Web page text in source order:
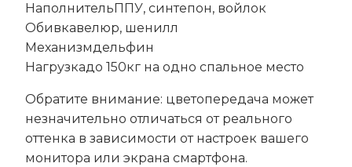
НаполнительППУ, синтепон, войлок
Обивкавелюр, шенилл
Механизмдельфин
Нагрузкадо 150кг на одно спальное место
Обратите внимание: цветопередача может
незначительно отличаться от реального
оттенка в зависимости от настроек вашего
монитора или экрана смартфона.